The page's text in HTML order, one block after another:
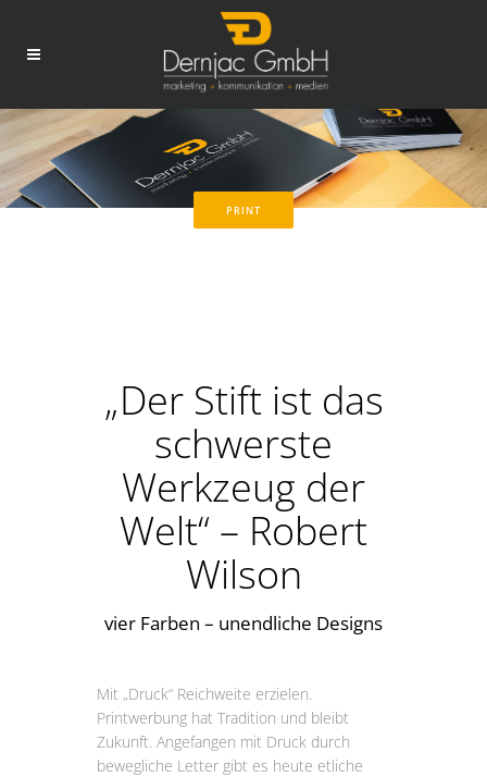
PRINT
„Der Stift ist das
schwerste
Werkzeug der
Welt“ – Robert
Wilson
vier Farben – unendliche Designs
Mit „Druck“ Reichweite erzielen.
Printwerbung hat Tradition und bleibt
Zukunft. Angefangen mit Druck durch
bewegliche Letter gibt es heute etliche